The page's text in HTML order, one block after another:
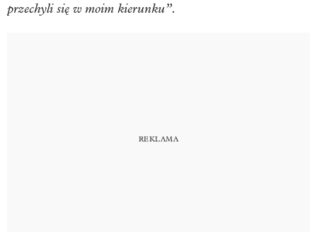
przechyli się w moim kierunku”.